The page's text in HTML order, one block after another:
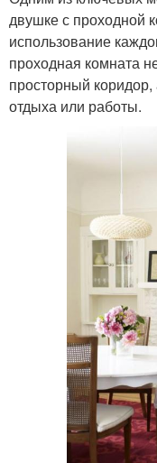
двушке с проходной
использование
проходная комната
просторный
отдыха или работы.